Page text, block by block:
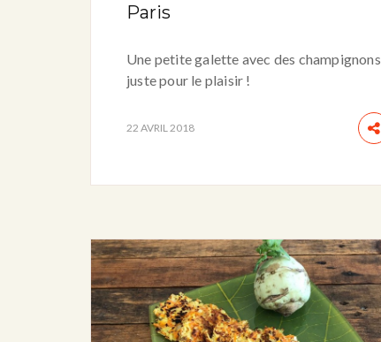
Paris
Une petite galette avec des champignons,
juste pour le plaisir !
22 AVRIL 2018